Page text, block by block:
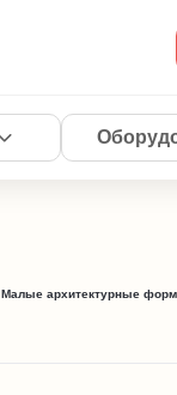
Малые архитектурные